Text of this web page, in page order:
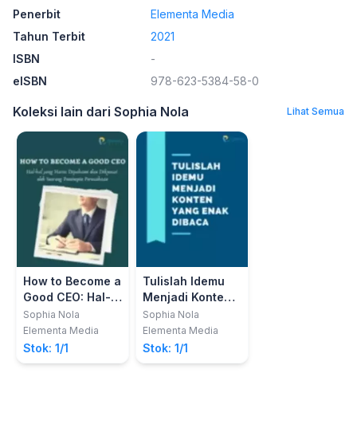
Penerbit
Elementa Media
Tahun Terbit
2021
ISBN
-
eISBN
978-623-5384-58-0
Koleksi lain dari Sophia Nola Lihat Semua
How to Become a
Good CEO: Hal-
hal yang harus
dipahami dan
dikuasai oleh
seorang
Sophia Nola
Elementa Media
Stok: 1/1
Tulislah Idemu
Menjadi Konten
yang Enak
Dibaca
Sophia Nola
Elementa Media
Stok: 1/1